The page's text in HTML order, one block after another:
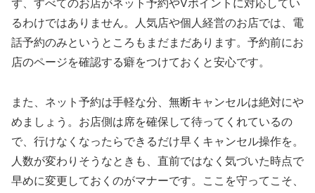
ず、すべてのお店がネット予約やVポイントに対応してい
るわけではありません。人気店や個人経営のお店では、電
話予約のみというところもまだまだあります。予約前にお
店のページを確認する癖をつけておくと安心です。
また、ネット予約は手軽な分、無断キャンセルは絶対にや
めましょう。お店側は席を確保して待ってくれているの
で、行けなくなったらできるだけ早くキャンセル操作を。
人数が変わりそうなときも、直前ではなく気づいた時点で
早めに変更しておくのがマナーです。ここを守ってこそ、